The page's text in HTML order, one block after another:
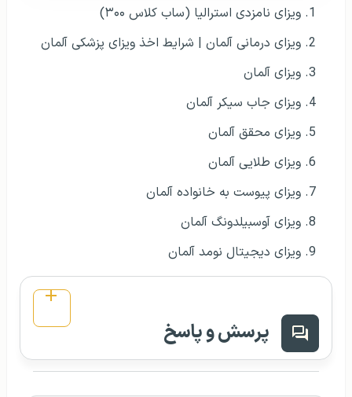
ویزای نامزدی استرالیا (ساب کلاس ۳۰۰)
ویزای درمانی آلمان | شرایط اخذ ویزای پزشکی آلمان
ویزای آلمان
ویزای جاب سیکر آلمان
ویزای محقق آلمان
ویزای طلایی آلمان
ویزای پیوست به خانواده آلمان
ویزای آوسبیلدونگ آلمان
ویزای دیجیتال نومد آلمان
پرسش و پاسخ